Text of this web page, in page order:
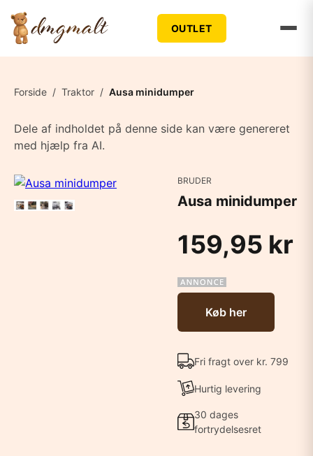
OUTLET
Forside / Traktor / Ausa minidumper
Dele af indholdet på denne side kan være genereret
med hjælp fra AI.
BRUDER
Ausa minidumper
159,95 kr
Køb her
Fri fragt over kr. 799
Hurtig levering
30 dages
fortrydelsesret